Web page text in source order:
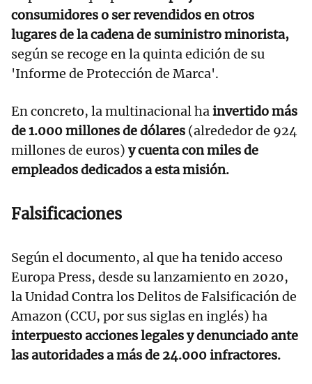
consumidores o ser revendidos en otros
lugares de la cadena de suministro minorista,
según se recoge en la quinta edición de su
'Informe de Protección de Marca'.
En concreto, la multinacional hainvertido más
de 1.000 millones de dólares (alrededor de 924
millones de euros) y cuenta con miles de
empleados dedicados a esta misión.
Falsificaciones
Según el documento, al que ha tenido acceso
Europa Press, desde su lanzamiento en 2020,
la Unidad Contra los Delitos de Falsificación de
Amazon (CCU, por sus siglas en inglés) ha
interpuesto acciones legales y denunciado ante
las autoridades a más de 24.000 infractores.